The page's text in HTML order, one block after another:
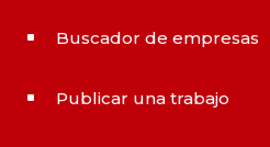
^ Buscador de empresas
^ Publicar una trabajo